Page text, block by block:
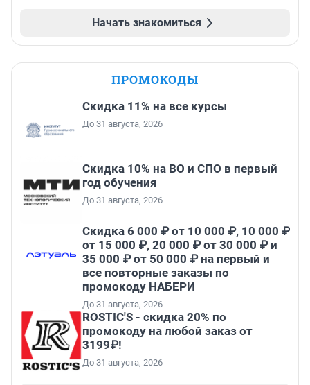
Начать знакомиться
ПРОМОКОДЫ
Скидка 11% на все курсы
До 31 августа, 2026
Скидка 10% на ВО и СПО в первый
год обучения
До 31 августа, 2026
Скидка 6 000 ₽ от 10 000 ₽, 10 000 ₽
от 15 000 ₽, 20 000 ₽ от 30 000 ₽ и
35 000 ₽ от 50 000 ₽ на первый и
все повторные заказы по
промокоду НАБЕРИ
До 31 августа, 2026
ROSTIC'S - скидка 20% по
промокоду на любой заказ от
3199₽!
До 31 августа, 2026